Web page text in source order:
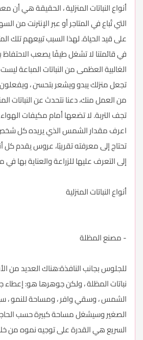
أنواع النباتات المنزلية ، الحقيقة هي أن
التي تُباع في المتاجر أو عبر الإنترنت من
على قيد الحياة. لهذا السبب تبيعهم تلك
في قائمتنا لا تشغل طيفًا يصعب الاحتفاظ
الغالبية العظمى من النباتات المباعة ليست
تجعل منزلك يبدو ويشعر بتحسن ،
من العمل منك، دعنا نتحدث عن النباتات
تجف التربة. لا تضعها أمام مكيفات
اعرف مقدار الشمس الذي يريده كل
تحتاج إلى معرفته تقريبًا، عروس يقدم كل
إلى التعرف عليها للزراعة والعناية بها في
أنواع النباتات المنزلية
- مصنع المظلة
للجلوس بجانب النافذة:هناك العديد من
نباتات المظلة ، ولكن جوهرها هو:
الشمس ، وسقي وافر ، ومساحة للنمو ،
الصغير وسيشغل مساحة كبيرة حسب
السريع هي القدرة على توجيه نموه من